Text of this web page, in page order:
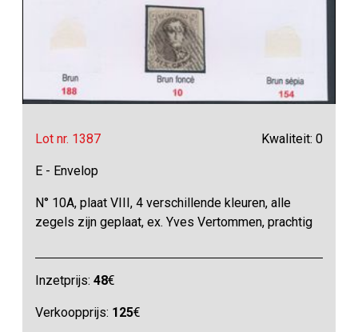
Lot nr. 1387 Kwaliteit: 0
E - Envelop
N° 10A, plaat VIII, 4 verschillende kleuren, alle
zegels zijn geplaat, ex. Yves Vertommen, prachtig
Inzetprijs:48€
Verkoopprijs: 125€